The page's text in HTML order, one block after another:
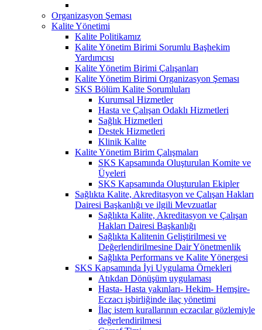
Organizasyon Şeması
Kalite Yönetimi
Kalite Politikamız
Kalite Yönetim Birimi Sorumlu Başhekim
Yardımcısı
Kalite Yönetim Birimi Çalışanları
Kalite Yönetim Birimi Organizasyon Şeması
SKS Bölüm Kalite Sorumluları
Kurumsal Hizmetler
Hasta ve Çalışan Odaklı Hizmetleri
Sağlık Hizmetleri
Destek Hizmetleri
Klinik Kalite
Kalite Yönetim Birim Çalışmaları
SKS Kapsamında Oluşturulan Komite ve
Üyeleri
SKS Kapsamında Oluşturulan Ekipler
Sağlıkta Kalite, Akreditasyon ve Çalışan Hakları
Dairesi Başkanlığı ve ilgili Mevzuatlar
Sağlıkta Kalite, Akreditasyon ve Çalışan
Hakları Dairesi Başkanlığı
Sağlıkta Kalitenin Geliştirilmesi ve
Değerlendirilmesine Dair Yönetmenlik
Sağlıkta Performans ve Kalite Yönergesi
SKS Kapsamında İyi Uygulama Örnekleri
Atıkdan Dönüşüm uygulaması
Hasta- Hasta yakınları- Hekim- Hemşire-
Eczacı işbirliğinde ilaç yönetimi
İlaç istem kurallarının eczacılar gözlemiyle
değerlendirilmesi